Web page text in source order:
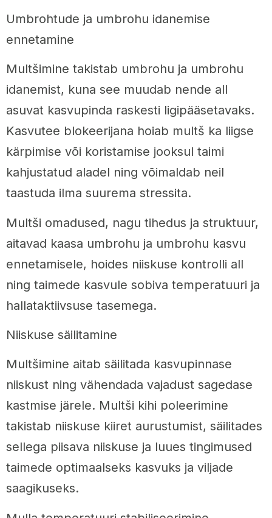
Umbrohtude ja umbrohu idanemise
ennetamine
Multšimine takistab umbrohu ja umbrohu
idanemist, kuna see muudab nende all
asuvat kasvupinda raskesti ligipääsetavaks.
Kasvutee blokeerijana hoiab multš ka liigse
kärpimise või koristamise jooksul taimi
kahjustatud aladel ning võimaldab neil
taastuda ilma suurema stressita.
Multši omadused, nagu tihedus ja struktuur,
aitavad kaasa umbrohu ja umbrohu kasvu
ennetamisele, hoides niiskuse kontrolli all
ning taimede kasvule sobiva temperatuuri ja
hallataktiivsuse tasemega.
Niiskuse säilitamine
Multšimine aitab säilitada kasvupinnase
niiskust ning vähendada vajadust sagedase
kastmise järele. Multši kihi poleerimine
takistab niiskuse kiiret aurustumist, säilitades
sellega piisava niiskuse ja luues tingimused
taimede optimaalseks kasvuks ja viljade
saagikuseks.